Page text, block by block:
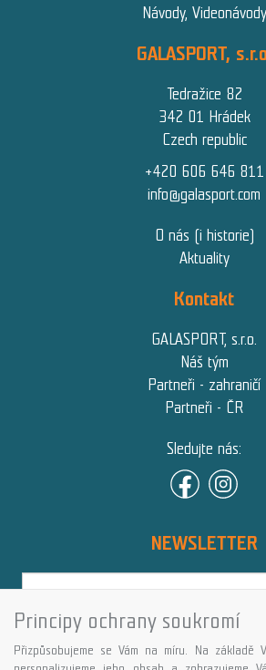
Návody, Videonávody
GALASPORT,
Tedražice 82
342 01 Hrádek
Czech republic
+420 606 646 811
info@galasport.com
O nás (i historie)
Aktuality
Kontakt
GALASPORT, s.r.o.
Náš tým
Partneři - zahraničí
Partneři - ČR
Sledujte nás:
NEWSLETTER
Přihlásit
Více informací o této
Principy ochrany soukromí
Přizpůsobujeme se Vám na míru. Na základě